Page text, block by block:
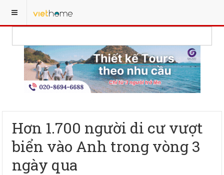
Hơn 1.700 người di cư vượt
biển vào Anh trong vòng 3
ngày qua